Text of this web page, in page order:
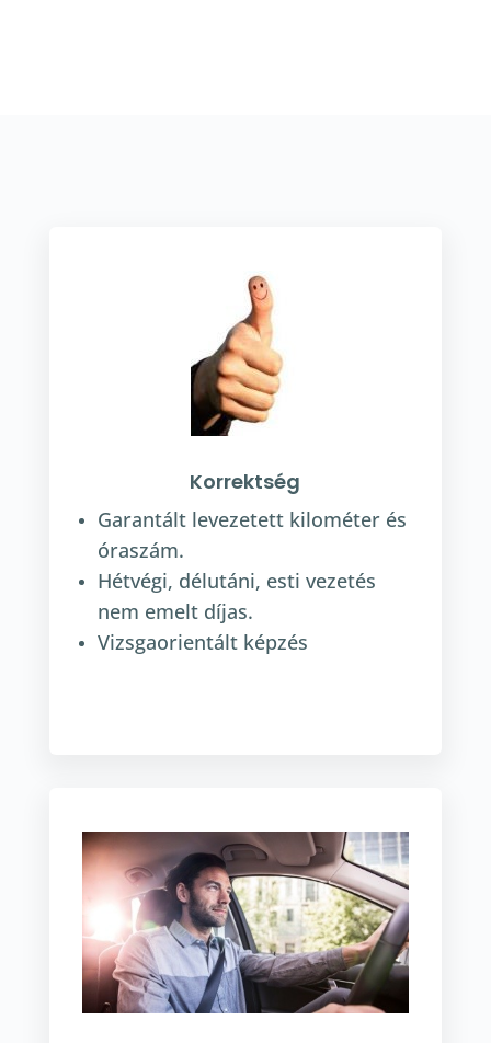
Korrektség
Garantált levezetett kilométer és
óraszám.
Hétvégi, délutáni, esti vezetés
nem emelt díjas.
Vizsgaorientált képzés